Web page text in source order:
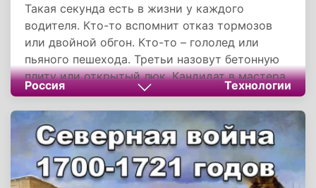
Такая секунда есть в жизни у каждого
водителя. Кто-то вспомнит отказ тормозов
или двойной обгон. Кто-то – гололед или
пьяного пешехода. Третьи назовут бетонную
плиту или открытый люк. Кандидат в мастера
спорта по автоспорту и автор книг на
автомобильную тематику Юрий Гейко самой
большой опасностью на дороге назвал
секунду, когда водитель захотел спать.
Несколько лет назад компания Ford провела
опрос среди российских автомобилистов.
Россия Технологии